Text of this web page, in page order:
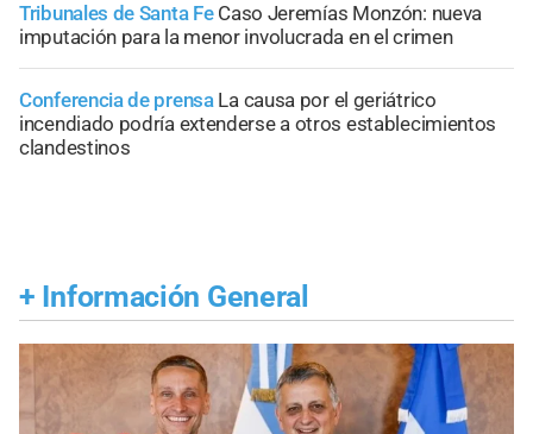
Tribunales de Santa Fe Caso Jeremías Monzón: nueva
imputación para la menor involucrada en el crimen
Conferencia de prensa La causa por el geriátrico
incendiado podría extenderse a otros establecimientos
clandestinos
+ Información General